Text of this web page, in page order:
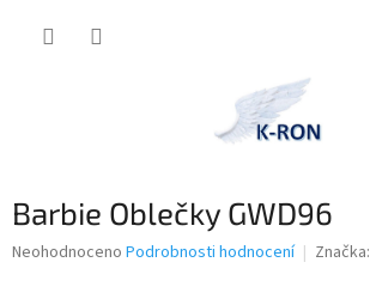
Barbie Oblečky GWD96
Průměrné
Neohodnoceno Podrobnosti hodnocení Značka: